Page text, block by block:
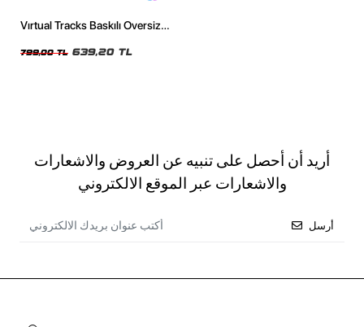
Vırtual Tracks Baskılı Oversize
799,00 TL 639,20 TL
أريد أن أحصل على تنبيه عن العروض والاشعارات
والاشعارات عبر الموقع الالكتروني
أرسل